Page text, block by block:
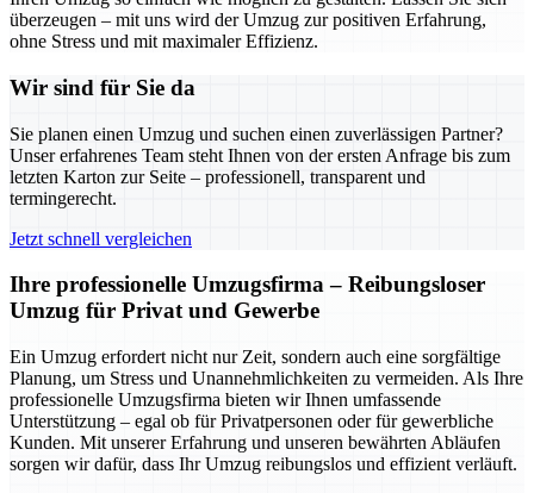
überzeugen – mit uns wird der Umzug zur positiven Erfahrung,
ohne Stress und mit maximaler Effizienz.
Wir sind für Sie da
Sie planen einen Umzug und suchen einen zuverlässigen Partner?
Unser erfahrenes Team steht Ihnen von der ersten Anfrage bis zum
letzten Karton zur Seite – professionell, transparent und
termingerecht.
Jetzt schnell vergleichen
Ihre professionelle Umzugsfirma – Reibungsloser
Umzug für Privat und Gewerbe
Ein Umzug erfordert nicht nur Zeit, sondern auch eine sorgfältige
Planung, um Stress und Unannehmlichkeiten zu vermeiden. Als Ihre
professionelle Umzugsfirma bieten wir Ihnen umfassende
Unterstützung – egal ob für Privatpersonen oder für gewerbliche
Kunden. Mit unserer Erfahrung und unseren bewährten Abläufen
sorgen wir dafür, dass Ihr Umzug reibungslos und effizient verläuft.